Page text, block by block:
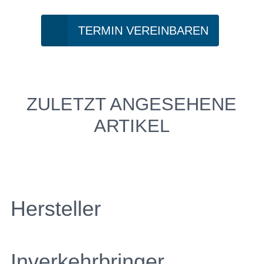
TERMIN VEREINBAREN
ZULETZT ANGESEHENE
ARTIKEL
Hersteller